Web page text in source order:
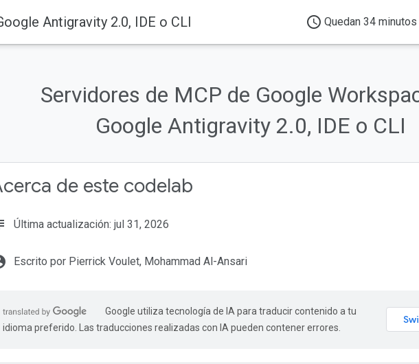
Antigravity 2.0, IDE o CLI access_time Quedan 34 minutos
Servidores de MCP de Google
Google Antigravity 2.0, IDE o CLI
de este codelab
Última actualización: jul 31, 2026
Escrito por Pierrick Voulet, Mohammad Al-Ansari
Google utiliza tecnología de IA para traducir contenido a tu
idioma preferido. Las traducciones realizadas con IA pueden contener errores.